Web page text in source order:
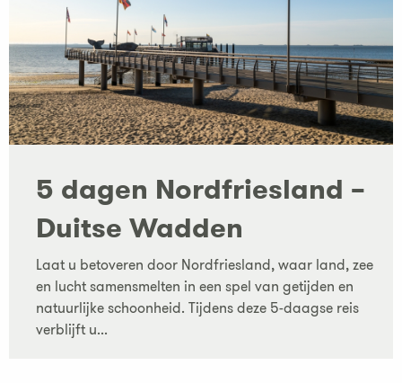
5 dagen Nordfriesland –
Duitse Wadden
Laat u betoveren door Nordfriesland, waar land, zee
en lucht samensmelten in een spel van getijden en
natuurlijke schoonheid. Tijdens deze 5-daagse reis
verblijft u...